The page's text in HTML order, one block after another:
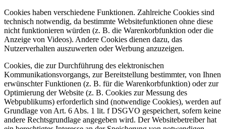
Cookies haben verschiedene Funktionen. Zahlreiche Cookies sind
technisch notwendig, da bestimmte Websitefunktionen ohne diese
nicht funktionieren würden (z. B. die Warenkorbfunktion oder die
Anzeige von Videos). Andere Cookies dienen dazu, das
Nutzerverhalten auszuwerten oder Werbung anzuzeigen.
Cookies, die zur Durchführung des elektronischen
Kommunikationsvorgangs, zur Bereitstellung bestimmter, von Ihnen
erwünschter Funktionen (z. B. für die Warenkorbfunktion) oder zur
Optimierung der Website (z. B. Cookies zur Messung des
Webpublikums) erforderlich sind (notwendige Cookies), werden auf
Grundlage von Art. 6 Abs. 1 lit. f DSGVO gespeichert, sofern keine
andere Rechtsgrundlage angegeben wird. Der Websitebetreiber hat